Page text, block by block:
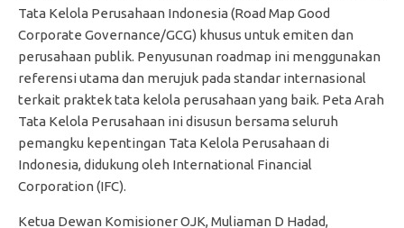
Tata Kelola Perusahaan Indonesia (Road Map Good
Corporate Governance/GCG) khusus untuk emiten dan
perusahaan publik. Penyusunan roadmap ini menggunakan
referensi utama dan merujuk pada standar internasional
terkait praktek tata kelola perusahaan yang baik. Peta Arah
Tata Kelola Perusahaan ini disusun bersama seluruh
pemangku kepentingan Tata Kelola Perusahaan di
Indonesia, didukung oleh International Financial
Corporation (IFC).
Ketua Dewan Komisioner OJK, Muliaman D Hadad,